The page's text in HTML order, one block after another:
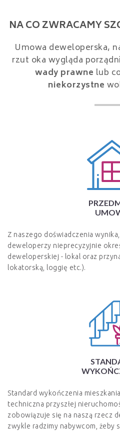
NA CO ZWRACAMY
Umowa deweloperska,
rzut oka wygląda
wady prawne lub
niekorzystne
Z naszego doświadczenia
deweloperzy nieprecyzyjnie
deweloperskiej - lokal oraz
lokatorską, loggię etc.).
Standard wykończenia
techniczna przyszłej
zobowiązuje się na naszą rzecz
zwykle radzimy nabywcom, żeby